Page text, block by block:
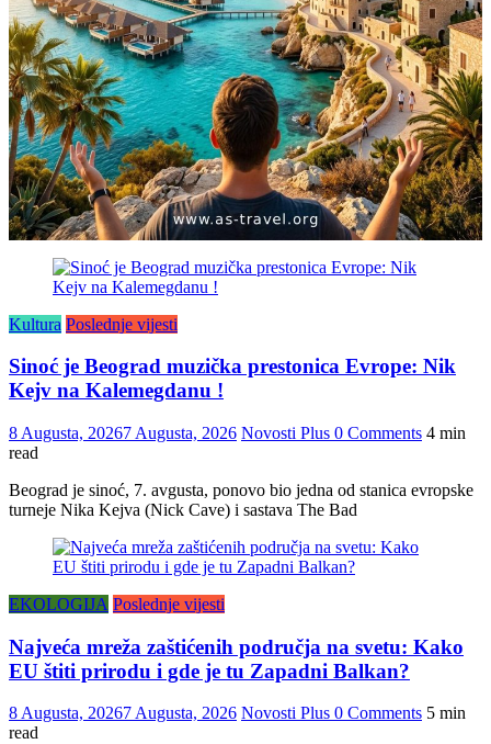
Kultura Poslednje vijesti
Sinoć je Beograd muzička prestonica Evrope: Nik
Kejv na Kalemegdanu !
8 Augusta, 20267 Augusta, 2026 Novosti Plus 0 Comments 4 min
read
Beograd je sinoć, 7. avgusta, ponovo bio jedna od stanica evropske
turneje Nika Kejva (Nick Cave) i sastava The Bad
EKOLOGIJA Poslednje vijesti
Najveća mreža zaštićenih područja na svetu: Kako
EU štiti prirodu i gde je tu Zapadni Balkan?
8 Augusta, 20267 Augusta, 2026 Novosti Plus 0 Comments 5 min
read